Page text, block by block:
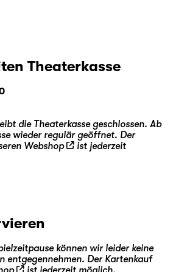
Theaterkasse
die Theaterkasse geschlossen. Ab
wieder regulär geöffnet. Der
Webshop
ist jederzeit
können wir leider keine
entgegennehmen. Der Kartenkauf